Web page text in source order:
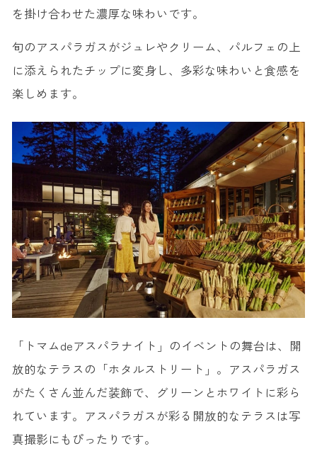
を掛け合わせた濃厚な味わいです。
旬のアスパラガスがジュレやクリーム、パルフェの上
に添えられたチップに変身し、多彩な味わいと食感を
楽しめます。
「トマムdeアスパラナイト」のイベントの舞台は、開
放的なテラスの「ホタルストリート」。アスパラガス
がたくさん並んだ装飾で、グリーンとホワイトに彩ら
れています。アスパラガスが彩る開放的なテラスは写
真撮影にもぴったりです。